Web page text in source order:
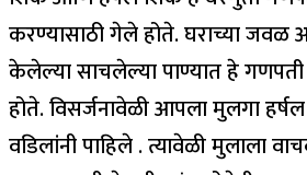
करण्यासाठी गेले होते. घराच्या
केलेल्या साचलेल्या पाण्यात हे गणपती
होते. विसर्जनावेळी आपला मुलगा
वडिलांनी पाहिले . त्यावेळी मुलाला